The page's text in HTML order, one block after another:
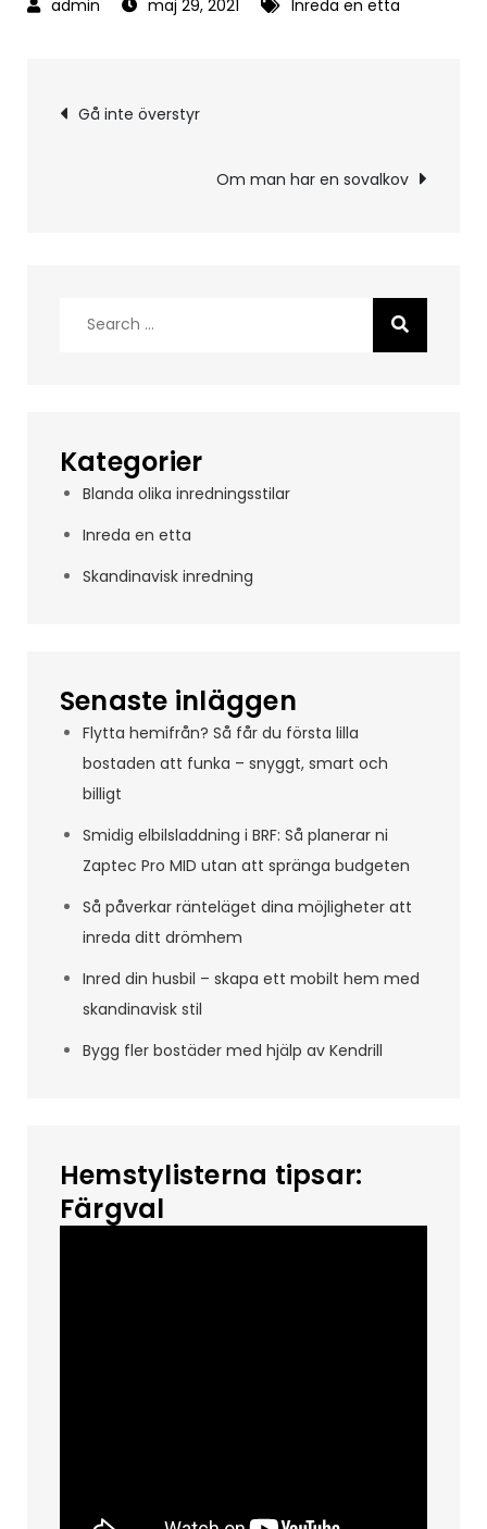
maj 29, 2021 Inreda en etta
Inläggsnavigering
Gå inte överstyr
Om man har en sovalkov
Kategorier
Blanda olika inredningsstilar
Inreda en etta
Skandinavisk inredning
Senaste inläggen
Flytta hemifrån? Så får du första lilla
bostaden att funka – snyggt, smart och
billigt
Smidig elbilsladdning i BRF: Så planerar ni
Zaptec Pro MID utan att spränga budgeten
Så påverkar ränteläget dina möjligheter att
inreda ditt drömhem
Inred din husbil – skapa ett mobilt hem med
skandinavisk stil
Bygg fler bostäder med hjälp av Kendrill
Hemstylisterna tipsar:
Färgval